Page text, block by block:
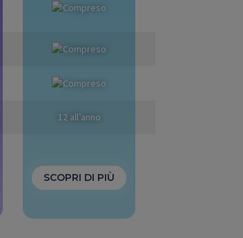
12 all’anno
SCOPRI DI PIÙ